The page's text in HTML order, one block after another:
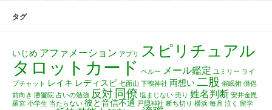
タグ
いじめ アファメーション アプリ スピリチュアル
タロットカード ペルー メール鑑定 ユミリー ライ
ブチャット レイキ レディスピ 七面山 下鴨神社 両想い二股 催眠術 僧侶
前向き 勝鬘院 占いの勉強 反対 同僚 塩まじない 売り 姓名判断 安井金毘
羅宮 小学生 当たらない 彼と音信不通 戸隠神社 断ち切り 横浜 毎月 泣く
留学